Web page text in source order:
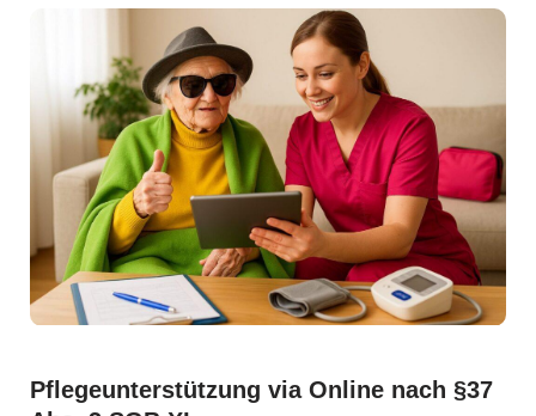
Pflegeunterstützung via Online nach §37